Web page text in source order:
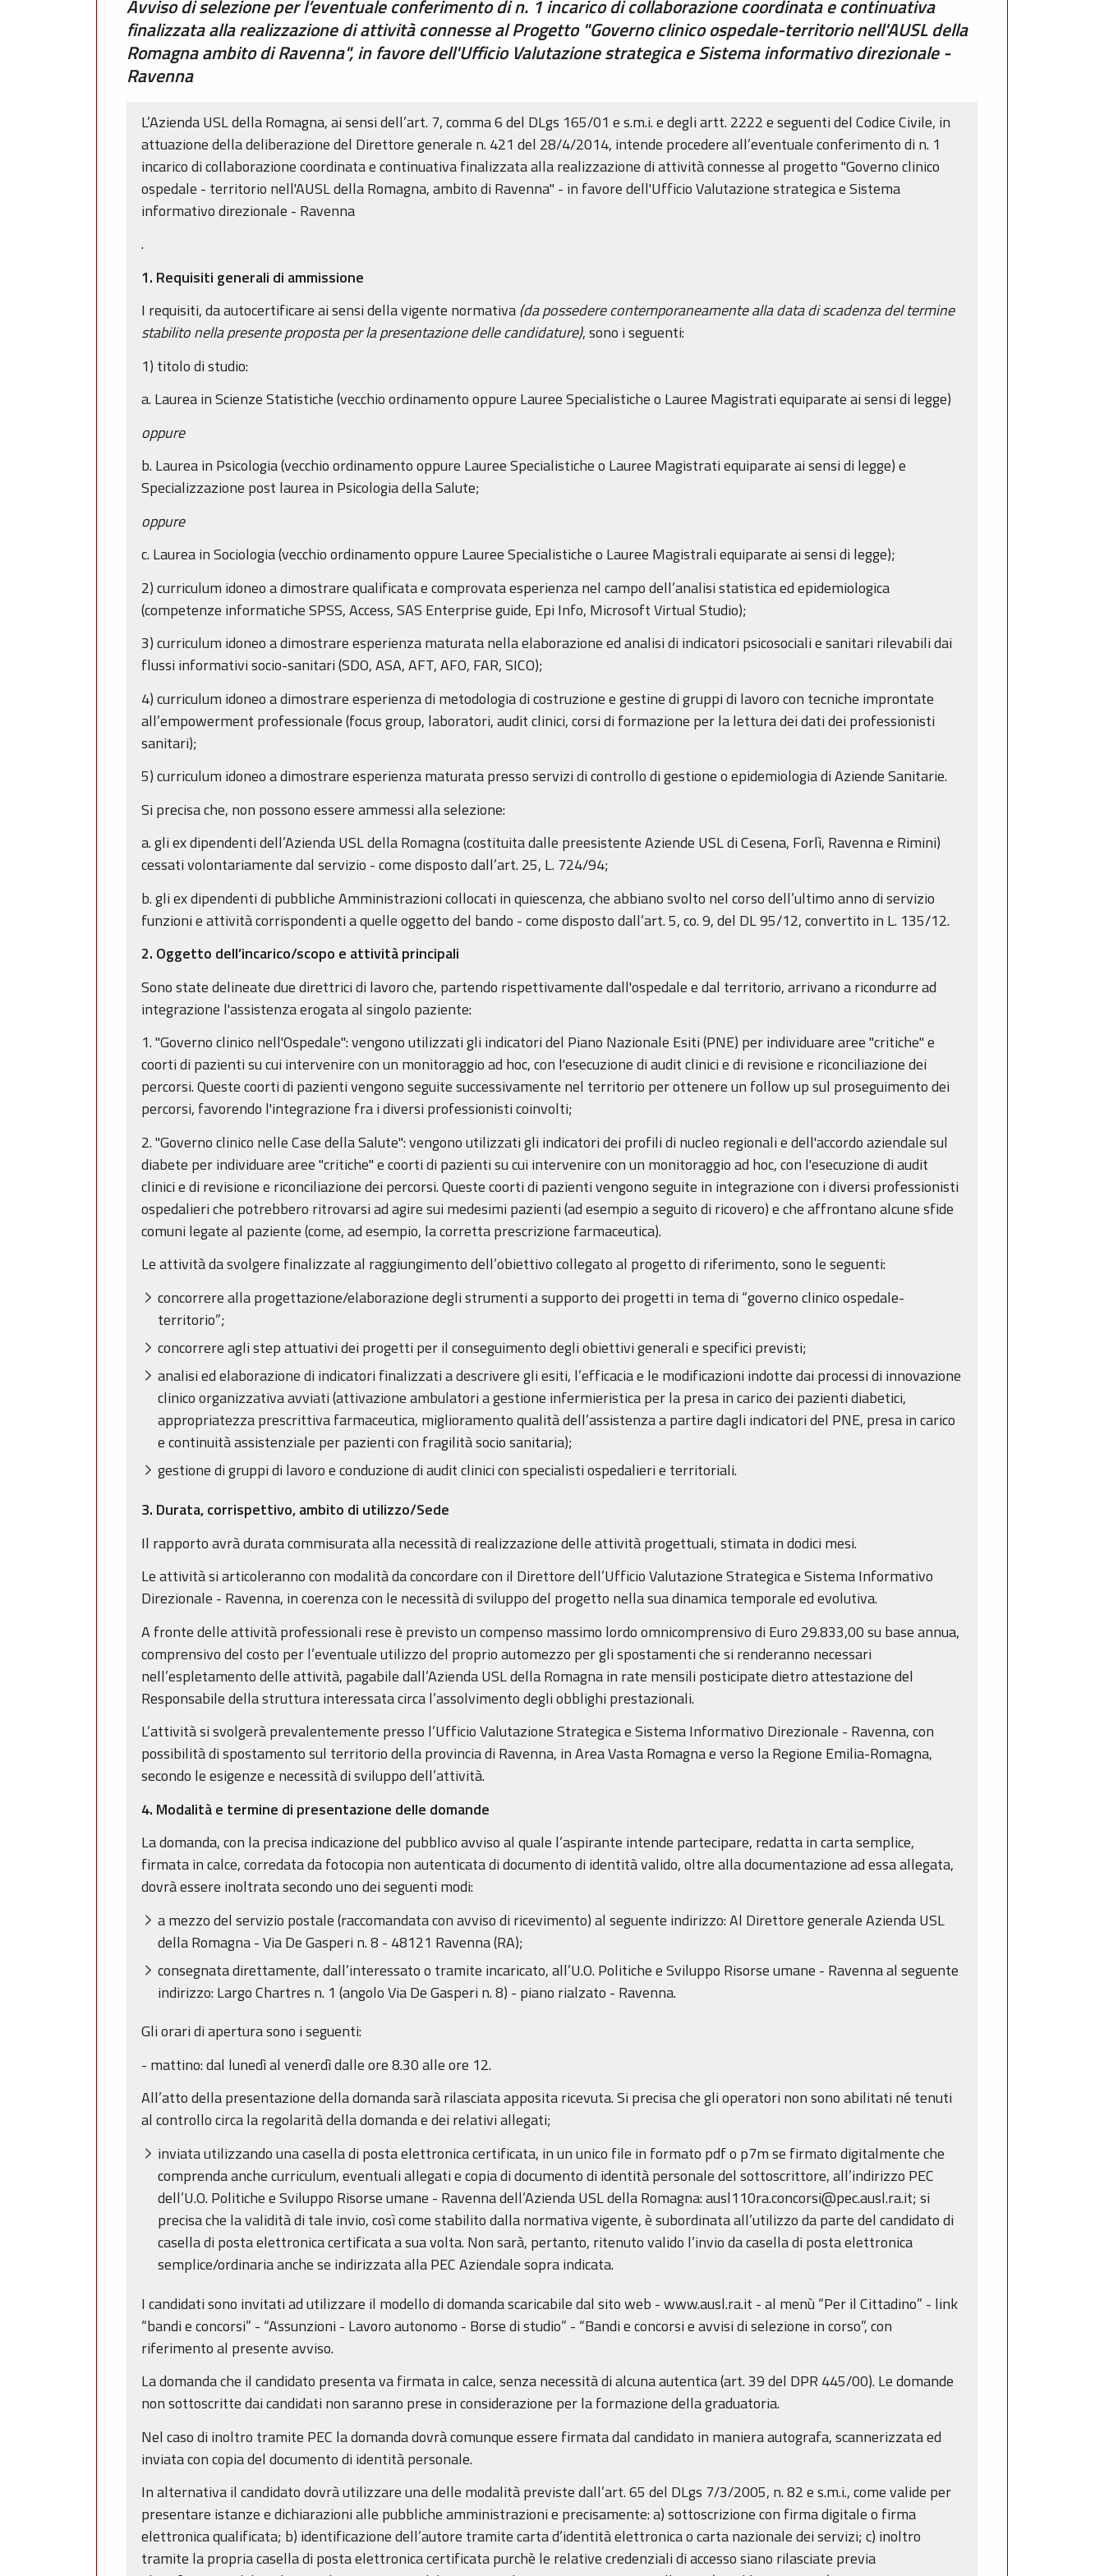
Avviso di selezione per l’eventuale conferimento di n. 1 incarico di collaborazione coordinata e continuativa
finalizzata alla realizzazione di attività connesse al Progetto "Governo clinico ospedale-territorio nell'AUSL della
Romagna ambito di Ravenna", in favore dell'Ufficio Valutazione strategica e Sistema informativo direzionale -
Ravenna
L’Azienda USL della Romagna, ai sensi dell’art. 7, comma 6 del DLgs 165/01 e s.m.i. e degli artt. 2222 e seguenti del Codice Civile, in
attuazione della deliberazione del Direttore generale n. 421 del 28/4/2014, intende procedere all’eventuale conferimento di n. 1
incarico di collaborazione coordinata e continuativa finalizzata alla realizzazione di attività connesse al progetto "Governo clinico
ospedale - territorio nell'AUSL della Romagna, ambito di Ravenna" - in favore dell'Ufficio Valutazione strategica e Sistema
informativo direzionale - Ravenna
.
1. Requisiti generali di ammissione
I requisiti, da autocertificare ai sensi della vigente normativa(da possedere contemporaneamente alla data di scadenza del termine
stabilito nella presente proposta per la presentazione delle candidature), sono i seguenti:
1) titolo di studio:
a. Laurea in Scienze Statistiche (vecchio ordinamento oppure Lauree Specialistiche o Lauree Magistrati equiparate ai sensi di legge)
oppure
b. Laurea in Psicologia (vecchio ordinamento oppure Lauree Specialistiche o Lauree Magistrati equiparate ai sensi di legge) e
Specializzazione post laurea in Psicologia della Salute;
oppure
c. Laurea in Sociologia (vecchio ordinamento oppure Lauree Specialistiche o Lauree Magistrali equiparate ai sensi di legge);
2) curriculum idoneo a dimostrare qualificata e comprovata esperienza nel campo dell’analisi statistica ed epidemiologica
(competenze informatiche SPSS, Access, SAS Enterprise guide, Epi Info, Microsoft Virtual Studio);
3) curriculum idoneo a dimostrare esperienza maturata nella elaborazione ed analisi di indicatori psicosociali e sanitari rilevabili dai
flussi informativi socio-sanitari (SDO, ASA, AFT, AFO, FAR, SICO);
4) curriculum idoneo a dimostrare esperienza di metodologia di costruzione e gestine di gruppi di lavoro con tecniche improntate
all’empowerment professionale (focus group, laboratori, audit clinici, corsi di formazione per la lettura dei dati dei professionisti
sanitari);
5) curriculum idoneo a dimostrare esperienza maturata presso servizi di controllo di gestione o epidemiologia di Aziende Sanitarie.
Si precisa che, non possono essere ammessi alla selezione:
a. gli ex dipendenti dell’Azienda USL della Romagna (costituita dalle preesistente Aziende USL di Cesena, Forlì, Ravenna e Rimini)
cessati volontariamente dal servizio - come disposto dall’art. 25, L. 724/94;
b. gli ex dipendenti di pubbliche Amministrazioni collocati in quiescenza, che abbiano svolto nel corso dell’ultimo anno di servizio
funzioni e attività corrispondenti a quelle oggetto del bando - come disposto dall’art. 5, co. 9, del DL 95/12, convertito in L. 135/12.
2. Oggetto dell’incarico/scopo e attività principali
Sono state delineate due direttrici di lavoro che, partendo rispettivamente dall'ospedale e dal territorio, arrivano a ricondurre ad
integrazione l'assistenza erogata al singolo paziente:
1. "Governo clinico nell'Ospedale": vengono utilizzati gli indicatori del Piano Nazionale Esiti (PNE) per individuare aree "critiche" e
coorti di pazienti su cui intervenire con un monitoraggio ad hoc, con l'esecuzione di audit clinici e di revisione e riconciliazione dei
percorsi. Queste coorti di pazienti vengono seguite successivamente nel territorio per ottenere un follow up sul proseguimento dei
percorsi, favorendo l'integrazione fra i diversi professionisti coinvolti;
2. "Governo clinico nelle Case della Salute": vengono utilizzati gli indicatori dei profili di nucleo regionali e dell'accordo aziendale sul
diabete per individuare aree "critiche" e coorti di pazienti su cui intervenire con un monitoraggio ad hoc, con l'esecuzione di audit
clinici e di revisione e riconciliazione dei percorsi. Queste coorti di pazienti vengono seguite in integrazione con i diversi professionisti
ospedalieri che potrebbero ritrovarsi ad agire sui medesimi pazienti (ad esempio a seguito di ricovero) e che affrontano alcune sfide
comuni legate al paziente (come, ad esempio, la corretta prescrizione farmaceutica).
Le attività da svolgere finalizzate al raggiungimento dell’obiettivo collegato al progetto di riferimento, sono le seguenti:
concorrere alla progettazione/elaborazione degli strumenti a supporto dei progetti in tema di “governo clinico ospedale-
territorio”;
concorrere agli step attuativi dei progetti per il conseguimento degli obiettivi generali e specifici previsti;
analisi ed elaborazione di indicatori finalizzati a descrivere gli esiti, l’efficacia e le modificazioni indotte dai processi di innovazione
clinico organizzativa avviati (attivazione ambulatori a gestione infermieristica per la presa in carico dei pazienti diabetici,
appropriatezza prescrittiva farmaceutica, miglioramento qualità dell’assistenza a partire dagli indicatori del PNE, presa in carico
e continuità assistenziale per pazienti con fragilità socio sanitaria);
gestione di gruppi di lavoro e conduzione di audit clinici con specialisti ospedalieri e territoriali.
3. Durata, corrispettivo, ambito di utilizzo/Sede
Il rapporto avrà durata commisurata alla necessità di realizzazione delle attività progettuali, stimata in dodici mesi.
Le attività si articoleranno con modalità da concordare con il Direttore dell’Ufficio Valutazione Strategica e Sistema Informativo
Direzionale - Ravenna, in coerenza con le necessità di sviluppo del progetto nella sua dinamica temporale ed evolutiva.
A fronte delle attività professionali rese è previsto un compenso massimo lordo omnicomprensivo di Euro 29.833,00 su base annua,
comprensivo del costo per l’eventuale utilizzo del proprio automezzo per gli spostamenti che si renderanno necessari
nell’espletamento delle attività, pagabile dall’Azienda USL della Romagna in rate mensili posticipate dietro attestazione del
Responsabile della struttura interessata circa l’assolvimento degli obblighi prestazionali.
L’attività si svolgerà prevalentemente presso l’Ufficio Valutazione Strategica e Sistema Informativo Direzionale - Ravenna, con
possibilità di spostamento sul territorio della provincia di Ravenna, in Area Vasta Romagna e verso la Regione Emilia-Romagna,
secondo le esigenze e necessità di sviluppo dell’attività.
4. Modalità e termine di presentazione delle domande
La domanda, con la precisa indicazione del pubblico avviso al quale l’aspirante intende partecipare, redatta in carta semplice,
firmata in calce, corredata da fotocopia non autenticata di documento di identità valido, oltre alla documentazione ad essa allegata,
dovrà essere inoltrata secondo uno dei seguenti modi:
a mezzo del servizio postale (raccomandata con avviso di ricevimento) al seguente indirizzo: Al Direttore generale Azienda USL
della Romagna - Via De Gasperi n. 8 - 48121 Ravenna (RA);
consegnata direttamente, dall’interessato o tramite incaricato, all’U.O. Politiche e Sviluppo Risorse umane - Ravenna al seguente
indirizzo: Largo Chartres n. 1 (angolo Via De Gasperi n. 8) - piano rialzato - Ravenna.
Gli orari di apertura sono i seguenti:
- mattino: dal lunedì al venerdì dalle ore 8.30 alle ore 12.
All’atto della presentazione della domanda sarà rilasciata apposita ricevuta. Si precisa che gli operatori non sono abilitati né tenuti
al controllo circa la regolarità della domanda e dei relativi allegati;
inviata utilizzando una casella di posta elettronica certificata, in un unico file in formato pdf o p7m se firmato digitalmente che
comprenda anche curriculum, eventuali allegati e copia di documento di identità personale del sottoscrittore, all’indirizzo PEC
dell’U.O. Politiche e Sviluppo Risorse umane - Ravenna dell’Azienda USL della Romagna: ausl110ra.concorsi@pec.ausl.ra.it; si
precisa che la validità di tale invio, così come stabilito dalla normativa vigente, è subordinata all’utilizzo da parte del candidato di
casella di posta elettronica certificata a sua volta. Non sarà, pertanto, ritenuto valido l’invio da casella di posta elettronica
semplice/ordinaria anche se indirizzata alla PEC Aziendale sopra indicata.
I candidati sono invitati ad utilizzare il modello di domanda scaricabile dal sito web - www.ausl.ra.it - al menù “Per il Cittadino” - link
“bandi e concorsi” - “Assunzioni - Lavoro autonomo - Borse di studio” - “Bandi e concorsi e avvisi di selezione in corso”, con
riferimento al presente avviso.
La domanda che il candidato presenta va firmata in calce, senza necessità di alcuna autentica (art. 39 del DPR 445/00). Le domande
non sottoscritte dai candidati non saranno prese in considerazione per la formazione della graduatoria.
Nel caso di inoltro tramite PEC la domanda dovrà comunque essere firmata dal candidato in maniera autografa, scannerizzata ed
inviata con copia del documento di identità personale.
In alternativa il candidato dovrà utilizzare una delle modalità previste dall’art. 65 del DLgs 7/3/2005, n. 82 e s.m.i., come valide per
presentare istanze e dichiarazioni alle pubbliche amministrazioni e precisamente: a) sottoscrizione con firma digitale o firma
elettronica qualificata; b) identificazione dell’autore tramite carta d’identità elettronica o carta nazionale dei servizi; c) inoltro
tramite la propria casella di posta elettronica certificata purchè le relative credenziali di accesso siano rilasciate previa